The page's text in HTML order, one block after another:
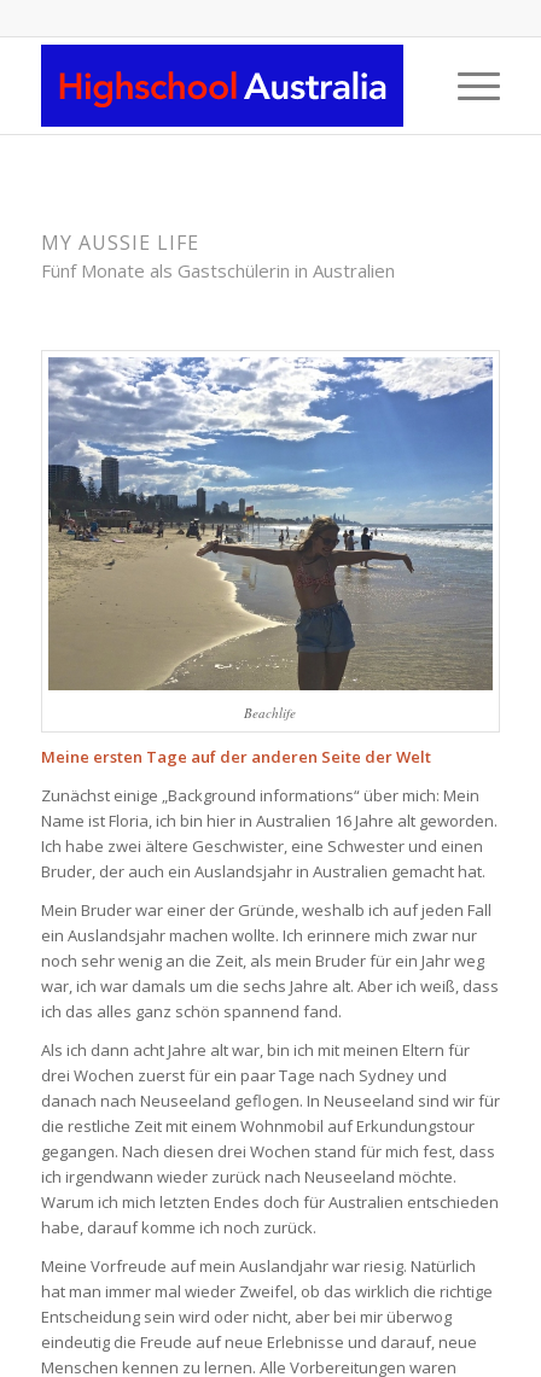
MY AUSSIE LIFE
Fünf Monate als Gastschülerin in Australien
Beachlife
Meine ersten Tage auf der anderen Seite der Welt
Zunächst einige „Background informations“ über mich: Mein
Name ist Floria, ich bin hier in Australien 16 Jahre alt geworden.
Ich habe zwei ältere Geschwister, eine Schwester und einen
Bruder, der auch ein Auslandsjahr in Australien gemacht hat.
Mein Bruder war einer der Gründe, weshalb ich auf jeden Fall
ein Auslandsjahr machen wollte. Ich erinnere mich zwar nur
noch sehr wenig an die Zeit, als mein Bruder für ein Jahr weg
war, ich war damals um die sechs Jahre alt. Aber ich weiß, dass
ich das alles ganz schön spannend fand.
Als ich dann acht Jahre alt war, bin ich mit meinen Eltern für
drei Wochen zuerst für ein paar Tage nach Sydney und
danach nach Neuseeland geflogen. In Neuseeland sind wir für
die restliche Zeit mit einem Wohnmobil auf Erkundungstour
gegangen. Nach diesen drei Wochen stand für mich fest, dass
ich irgendwann wieder zurück nach Neuseeland möchte.
Warum ich mich letzten Endes doch für Australien entschieden
habe, darauf komme ich noch zurück.
Meine Vorfreude auf mein Auslandjahr war riesig. Natürlich
hat man immer mal wieder Zweifel, ob das wirklich die richtige
Entscheidung sein wird oder nicht, aber bei mir überwog
eindeutig die Freude auf neue Erlebnisse und darauf, neue
Menschen kennen zu lernen. Alle Vorbereitungen waren